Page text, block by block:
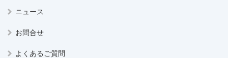
ニュース
お問合せ
よくあるご質問